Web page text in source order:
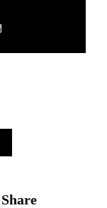
Share